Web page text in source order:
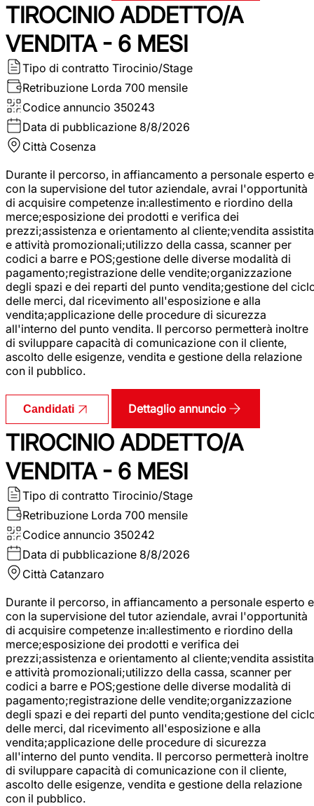
TIROCINIO ADDETTO/A
VENDITA - 6 MESI
Tipo di contratto Tirocinio/Stage
Retribuzione Lorda 700 mensile
Codice annuncio 350243
Data di pubblicazione 8/8/2026
Città Cosenza
Durante il percorso, in affiancamento a personale esperto e
con la supervisione del tutor aziendale, avrai l'opportunità
di acquisire competenze in:allestimento e riordino della
merce;esposizione dei prodotti e verifica dei
prezzi;assistenza e orientamento al cliente;vendita assistita
e attività promozionali;utilizzo della cassa, scanner per
codici a barre e POS;gestione delle diverse modalità di
pagamento;registrazione delle vendite;organizzazione
degli spazi e dei reparti del punto vendita;gestione del
delle merci, dal ricevimento all'esposizione e alla
vendita;applicazione delle procedure di sicurezza
all'interno del punto vendita. Il percorso permetterà inoltre
di sviluppare capacità di comunicazione con il cliente,
ascolto delle esigenze, vendita e gestione della relazione
con il pubblico.
Candidati Dettaglio annuncio
TIROCINIO ADDETTO/A
VENDITA - 6 MESI
Tipo di contratto Tirocinio/Stage
Retribuzione Lorda 700 mensile
Codice annuncio 350242
Data di pubblicazione 8/8/2026
Città Catanzaro
Durante il percorso, in affiancamento a personale esperto e
con la supervisione del tutor aziendale, avrai l'opportunità
di acquisire competenze in:allestimento e riordino della
merce;esposizione dei prodotti e verifica dei
prezzi;assistenza e orientamento al cliente;vendita assistita
e attività promozionali;utilizzo della cassa, scanner per
codici a barre e POS;gestione delle diverse modalità di
pagamento;registrazione delle vendite;organizzazione
degli spazi e dei reparti del punto vendita;gestione del
delle merci, dal ricevimento all'esposizione e alla
vendita;applicazione delle procedure di sicurezza
all'interno del punto vendita. Il percorso permetterà inoltre
di sviluppare capacità di comunicazione con il cliente,
ascolto delle esigenze, vendita e gestione della relazione
con il pubblico.